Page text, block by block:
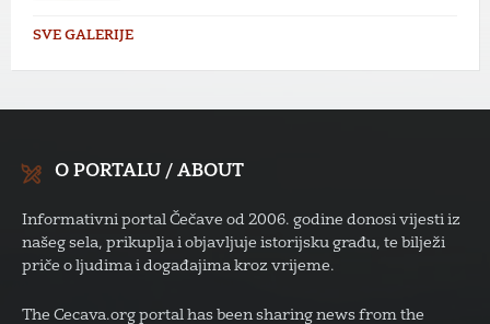
SVE GALERIJE
O PORTALU / ABOUT
Informativni portal Čečave od 2006. godine donosi vijesti iz
našeg sela, prikuplja i objavljuje istorijsku građu, te bilježi
priče o ljudima i događajima kroz vrijeme.
The Cecava.org portal has been sharing news from the